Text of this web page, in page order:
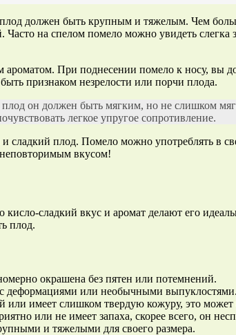
должен быть крупным и тяжелым. Чем
на спелом помело можно увидеть слегка
При поднесении помело к носу, вы
признаком незрелости или порчи плода.
он должен быть мягким, но не слишком
легкое упругое сопротивление.
сладкий плод. Помело можно употреблять в
неповторимым вкусом!
сладкий вкус и аромат делают его
плод.
окрашена без пятен или потемнений.
деформациями или необычными выпуклостями.
имеет слишком твердую кожуру, это может
или не имеет запаха, скорее всего, он
и тяжелыми для своего размера.